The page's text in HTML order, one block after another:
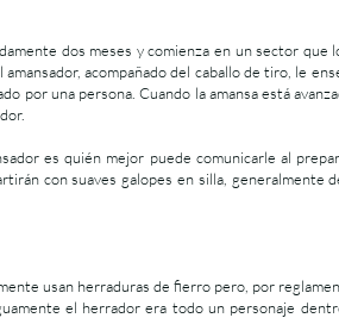
dos meses y comienza en un sector que
acompañado del caballo de tiro, le
por una persona. Cuando la amansa está
es quién mejor puede comunicarle al
con suaves galopes en silla, generalmente
usan herraduras de fierro pero, por
el herrador era todo un personaje